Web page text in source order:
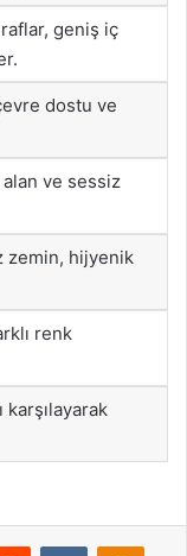
geniş iç
dostu ve
ve sessiz
zemin, hijyenik
renk
karşılayarak
Reddit VKontakte